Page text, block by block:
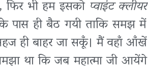
फिर भी हम इसको प्वाइंट क्लीयर
ही बैठ गयी ताकि समझ में
ही बाहर जा सकूँ। मैं वहाँ आँखें